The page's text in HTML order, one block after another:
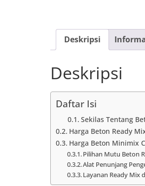
Deskripsi
Deskripsi
Daftar Isi
Sekilas Tentang
Harga Beton Ready
Harga Beton Minimix
Pilihan Mutu Beton
Alat Penunjang
Layanan Ready Mix